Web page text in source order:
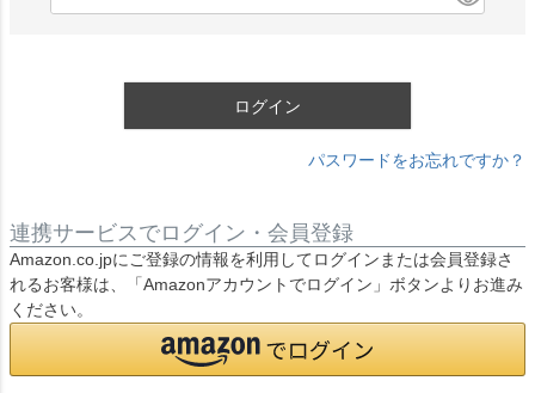
ログイン
パスワードをお忘れですか？
連携サービスでログイン・会員登録
Amazon.co.jpにご登録の情報を利用してログインまたは会員登録さ
れるお客様は、「Amazonアカウントでログイン」ボタンよりお進み
ください。